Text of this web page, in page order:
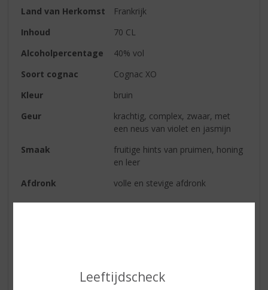
Leeftijdscheck
Land van Herkomst
Frankrijk
Inhoud
70 CL
Alcoholpercentage
40% vol
Soort cognac
Cognac XO
Kleur
bruin
Geur
krachtig, complex, zwaar, met
een neus van violet en jasmijn
Smaak
fruitige hints van pruimen, honing
en leer
Afdronk
volle en stevige afdronk